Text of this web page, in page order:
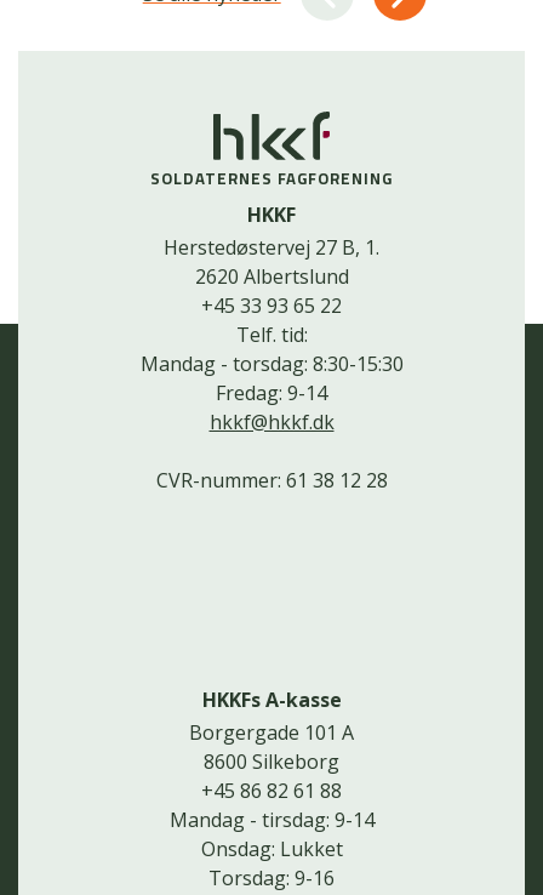
SOLDATERNES FAGFORENING
HKKF
Herstedøstervej 27 B, 1.
2620 Albertslund
+45 33 93 65 22
Telf. tid:
Mandag - torsdag: 8:30-15:30
Fredag: 9-14
hkkf@hkkf.dk
CVR-nummer: 61 38 12 28
HKKFs A-kasse
Borgergade 101 A
8600 Silkeborg
+45 86 82 61 88
Mandag - tirsdag: 9-14
Onsdag: Lukket
Torsdag: 9-16